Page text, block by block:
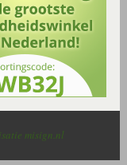
misign.nl